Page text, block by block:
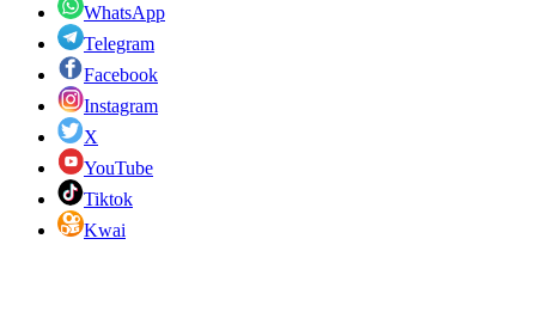
WhatsApp
Telegram
Facebook
Instagram
X
YouTube
Tiktok
Kwai